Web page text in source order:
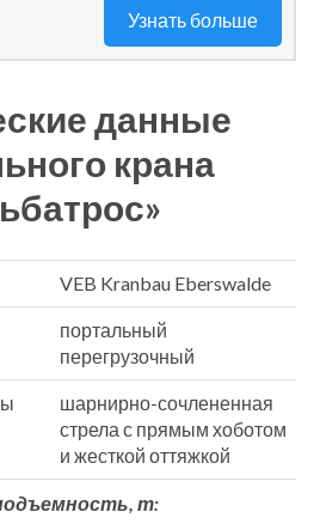
Узнать больше
данные
крана
VEB Kranbau Eberswalde
портальный
перегрузочный
шарнирно-сочлененная
стрела с прямым хоботом
и жесткой оттяжкой
т: